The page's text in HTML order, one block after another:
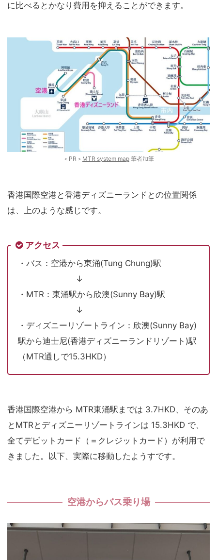
に比べるとかなり費用を抑えることができます。
＜PR＞ MTR system map 筆者加筆
香港国際空港と香港ディズニーランドとの位置関係
は、上のような感じです。
アクセス
・バス：空港から東涌(Tung Chung)駅
↓
・MTR：東涌駅から欣澳(Sunny Bay)駅
↓
・ディズニーリゾートライン：欣澳(Sunny Bay)
駅から迪士尼(香港ディズニーランドリゾート)駅
（MTR通しで15.3HKD）
香港国際空港から MTR東涌駅までは 3.7HKD、そのあ
とMTRとディズニーリゾートラインは 15.3HKD で、
全てデビットカード（＝クレジットカード）が利用で
きました。以下、実際に移動したようすです。
空港からバス乗り場